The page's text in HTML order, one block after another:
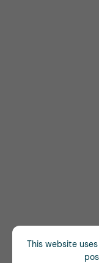
This website